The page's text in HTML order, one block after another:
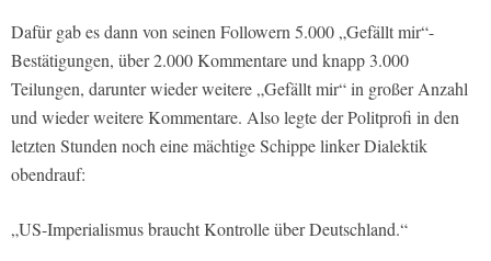
Dafür gab es dann von seinen Followern 5.000 „Gefällt mir“-
Bestätigungen, über 2.000 Kommentare und knapp 3.000
Teilungen, darunter wieder weitere „Gefällt mir“ in großer Anzahl
und wieder weitere Kommentare. Also legte der Politprofi in den
letzten Stunden noch eine mächtige Schippe linker Dialektik
obendrauf:
„US-Imperialismus braucht Kontrolle über Deutschland.“